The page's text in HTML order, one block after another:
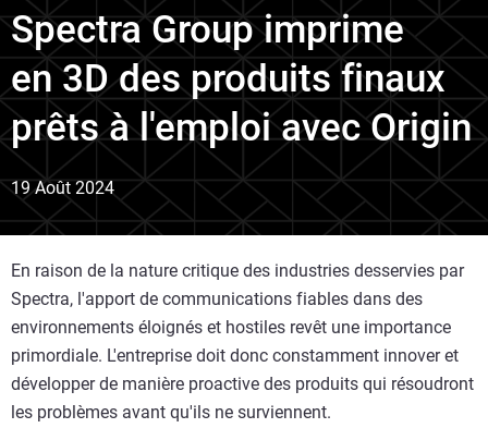
Spectra Group imprime
en 3D des produits finaux
prêts à l'emploi avec Origin
19 Août 2024
En raison de la nature critique des industries desservies par
Spectra, l'apport de communications fiables dans des
environnements éloignés et hostiles revêt une importance
primordiale. L'entreprise doit donc constamment innover et
développer de manière proactive des produits qui résoudront
les problèmes avant qu'ils ne surviennent.